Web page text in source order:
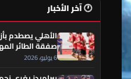
🕐 آخر الأخبار
الأهلي يصطدم
صفقة الطائر
تقترب من الحسم
6 يوليو، 2026